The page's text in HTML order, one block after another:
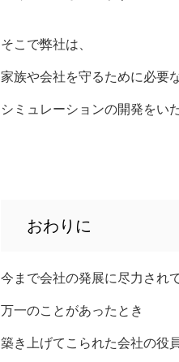
そこで弊社は、
家族や会社を守るために必要
シミュレーションの開発をい
おわりに
今まで会社の発展に尽力され
万一のことがあったとき
築き上げてこられた会社の役